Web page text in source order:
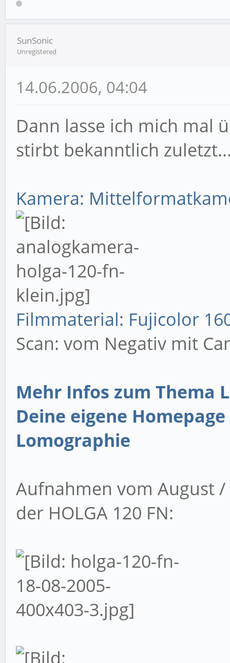
SunSonic
Unregistered
14.06.2006, 04:04
Dann lasse ich mich mal
stirbt bekanntlich
Kamera:
Filmmaterial: Fujicolor
Scan: vom Negativ mit
Mehr Infos zum Thema
Deine eigene
Lomographie
Aufnahmen vom August
der HOLGA 120 FN: